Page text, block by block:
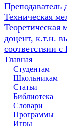
Техническая
Теоретическая
доцент, к.т.н.
соответствии
Главная
Студентам
Школьникам
Статьи
Библиотека
Словари
Программы
Игры